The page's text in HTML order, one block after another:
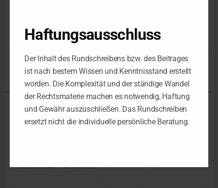
Steuerstrafrecht
Steuerkanzlei Leipzig
Telefax 0341 – 98 38 88-29
Haftungsausschluss
Der Inhalt des Rundschreibens bzw. des Beitrages
ist nach bestem Wissen und Kenntnisstand erstellt
worden. Die Komplexität und der ständige Wandel
der Rechtsmaterie machen es notwendig, Haftung
und Gewähr auszuschließen. Das Rundschreiben
ersetzt nicht die individuelle persönliche Beratung.